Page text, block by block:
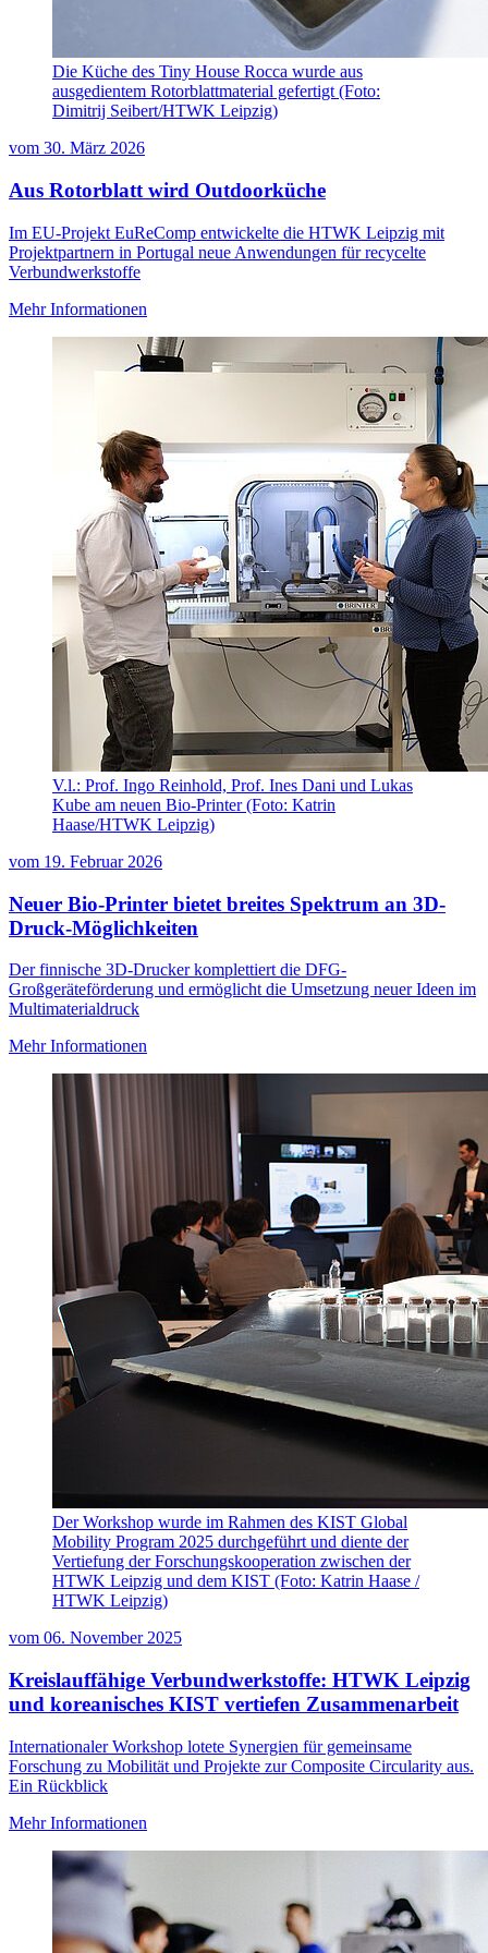
Die Küche des Tiny House Rocca wurde aus
ausgedientem Rotorblattmaterial gefertigt (Foto:
Dimitrij Seibert/HTWK Leipzig)
vom 30. März 2026
Aus Rotorblatt wird Outdoorküche
Im EU-Projekt EuReComp entwickelte die HTWK Leipzig mit
Projektpartnern in Portugal neue Anwendungen für recycelte
Verbundwerkstoffe
Mehr Informationen
V.l.: Prof. Ingo Reinhold, Prof. Ines Dani und Lukas
Kube am neuen Bio-Printer (Foto: Katrin
Haase/HTWK Leipzig)
vom 19. Februar 2026
Neuer Bio-Printer bietet breites Spektrum an 3D-
Druck-Möglichkeiten
Der finnische 3D-Drucker komplettiert die DFG-
Großgeräteförderung und ermöglicht die Umsetzung neuer Ideen im
Multimaterialdruck
Mehr Informationen
Der Workshop wurde im Rahmen des KIST Global
Mobility Program 2025 durchgeführt und diente der
Vertiefung der Forschungskooperation zwischen der
HTWK Leipzig und dem KIST (Foto: Katrin Haase /
HTWK Leipzig)
vom 06. November 2025
Kreislauffähige Verbundwerkstoffe: HTWK Leipzig
und koreanisches KIST vertiefen Zusammenarbeit
Internationaler Workshop lotete Synergien für gemeinsame
Forschung zu Mobilität und Projekte zur Composite Circularity aus.
Ein Rückblick
Mehr Informationen